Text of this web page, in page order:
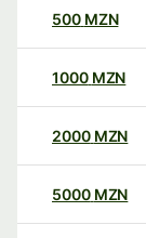
500 MZN
1000 MZN
2000 MZN
5000 MZN